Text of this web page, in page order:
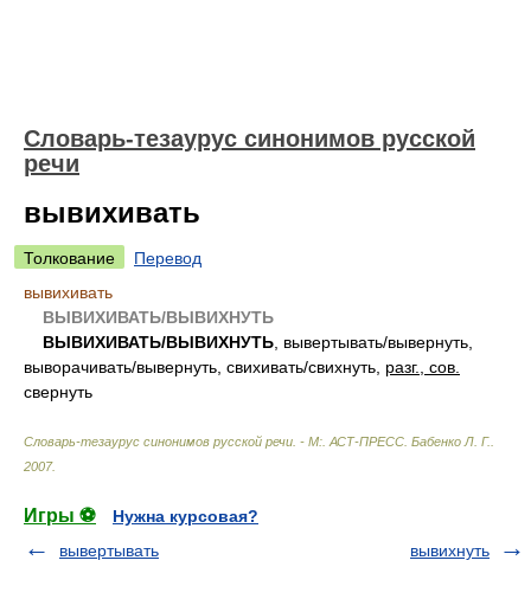
Словарь-тезаурус синонимов русской
речи
вывихивать
Толкование
Перевод
вывихивать
ВЫВИХИВАТЬ/ВЫВИХНУТЬ
ВЫВИХИВАТЬ/ВЫВИХНУТЬ , вывертывать/вывернуть,
выворачивать/вывернуть, свихивать/свихнуть, разг., сов.
свернуть
Словарь-тезаурус синонимов русской речи. - М:. АСТ-ПРЕСС Бабенко Л. Г.
2007.
Игры ⚽
Нужна курсовая?
вывертывать
вывихнуть